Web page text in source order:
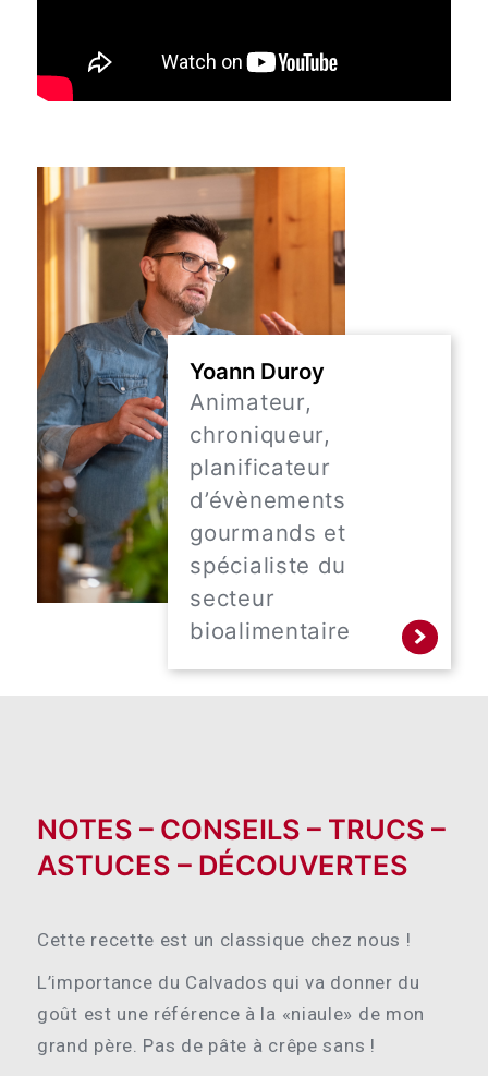
Yoann Duroy
Animateur,
chroniqueur,
planificateur
d’évènements
gourmands et
spécialiste du
secteur
bioalimentaire
NOTES – CONSEILS – TRUCS –
ASTUCES – DÉCOUVERTES
Cette recette est un classique chez nous !
L’importance du Calvados qui va donner du
goût est une référence à la «niaule» de mon
grand père. Pas de pâte à crêpe sans !